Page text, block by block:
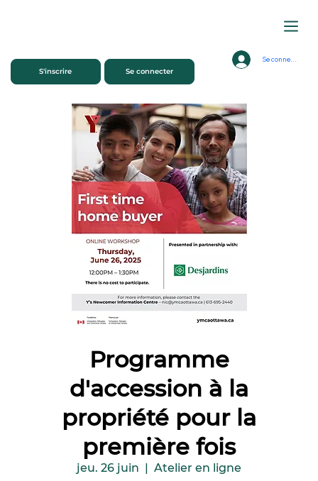
Se connecter
S'inscrire Se connecter
Programme
d'accession à la
propriété pour la
première fois
jeu. 26 juin
  |
Atelier en ligne